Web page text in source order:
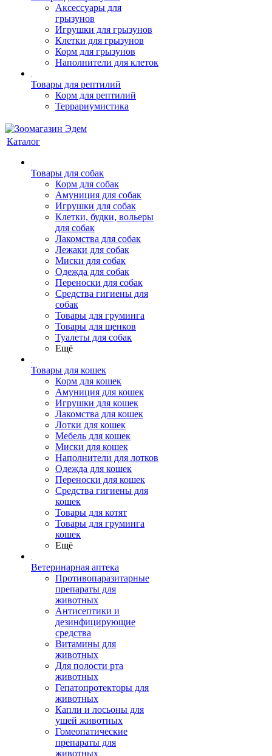
Аксессуары для
грызунов
Игрушки для грызунов
Клетки для грызунов
Корм для грызунов
Наполнители для клеток
Товары для рептилий
Корм для рептилий
Террариумистика
Каталог
Товары для собак
Корм для собак
Амуниция для собак
Игрушки для собак
Клетки, будки, вольеры
для собак
Лакомства для собак
Лежаки для собак
Миски для собак
Одежда для собак
Переноски для собак
Средства гигиены для
собак
Товары для груминга
Товары для щенков
Туалеты для собак
Ещё
Товары для кошек
Корм для кошек
Амуниция для кошек
Игрушки для кошек
Лакомства для кошек
Лотки для кошек
Мебель для кошек
Миски для кошек
Наполнители для лотков
Одежда для кошек
Переноски для кошек
Средства гигиены для
кошек
Товары для котят
Товары для груминга
кошек
Ещё
Ветеринарная аптека
Противопаразитарные
препараты для
животных
Антисептики и
дезинфицирующие
средства
Витамины для
животных
Для полости рта
животных
Гепатопротекторы для
животных
Капли и лосьоны для
ушей животных
Гомеопатические
препараты для
животных